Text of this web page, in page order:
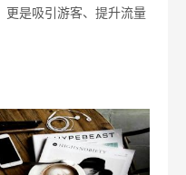
更是吸引游客、提升流量